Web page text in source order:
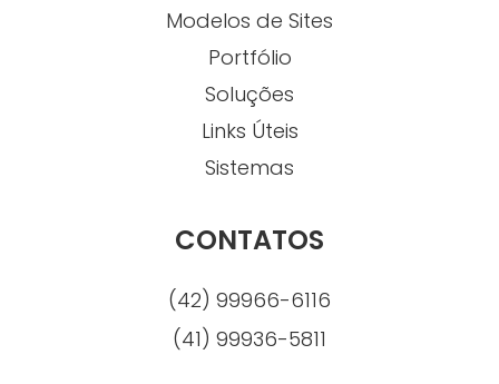
Modelos de Sites
Portfólio
Soluções
Links Úteis
Sistemas
CONTATOS
(42) 99966-6116
(41) 99936-5811